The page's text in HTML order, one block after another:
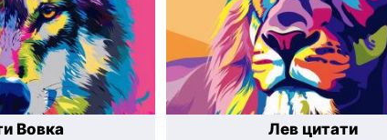
Вовка Лев цитати